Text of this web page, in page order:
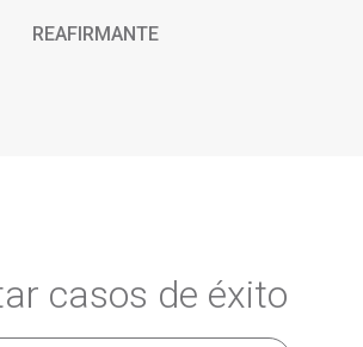
REAFIRMANTE
casos de éxito